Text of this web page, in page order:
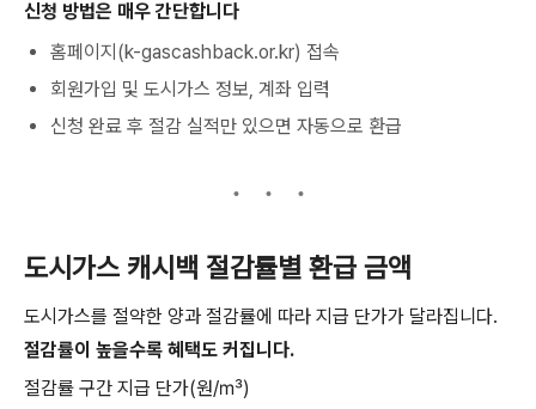
신청 방법은 매우 간단합니다
홈페이지(k-gascashback.or.kr) 접속
회원가입 및 도시가스 정보, 계좌 입력
신청 완료 후 절감 실적만 있으면 자동으로 환급
도시가스 캐시백 절감률별 환급 금액
도시가스를 절약한 양과 절감률에 따라 지급 단가가 달라집니다.
절감률이 높을수록 혜택도 커집니다.
절감률 구간 지급 단가(원/㎥)